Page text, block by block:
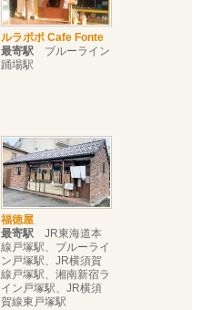
ルラポポ Cafe Fonte
最寄駅 ブルーライン
踊場駅
福徳屋
最寄駅 JR東海道本
線戸塚駅、ブルーライ
ン戸塚駅、JR横須賀
線戸塚駅、湘南新宿ラ
イン戸塚駅、JR横須
賀線東戸塚駅